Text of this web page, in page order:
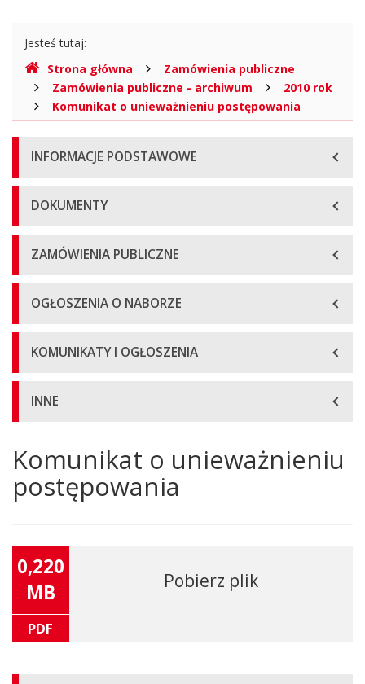
Gdzie
jesteśmy
Jesteś tutaj:
Strona główna
Zamówienia publiczne
Zamówienia publiczne - archiwum
2010 rok
Komunikat o unieważnieniu postępowania
Menu
główne
INFORMACJE PODSTAWOWE
DOKUMENTY
ZAMÓWIENIA PUBLICZNE
OGŁOSZENIA O NABORZE
KOMUNIKATY I OGŁOSZENIA
INNE
Główna
treść
strony
Komunikat o unieważnieniu
postępowania
0,220
MB
PDF
Pobierz plik